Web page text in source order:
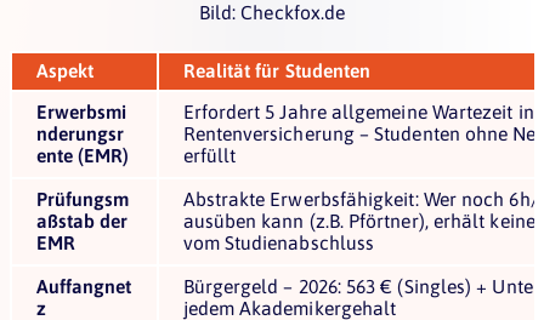
Bild: Checkfox.de
Aspekt
Realität für Studenten
Erwerbsmi
nderungsr
ente (EMR)
Erfordert 5 Jahre allgemeine Wartezeit in
Rentenversicherung – Studenten ohne
erfüllt
Prüfungsm
aßstab der
EMR
Abstrakte Erwerbsfähigkeit: Wer noch
ausüben kann (z.B. Pförtner), erhält keine
vom Studienabschluss
Auffangnet
z
Bürgergeld – 2026: 563 € (Singles) +
jedem Akademikergehalt